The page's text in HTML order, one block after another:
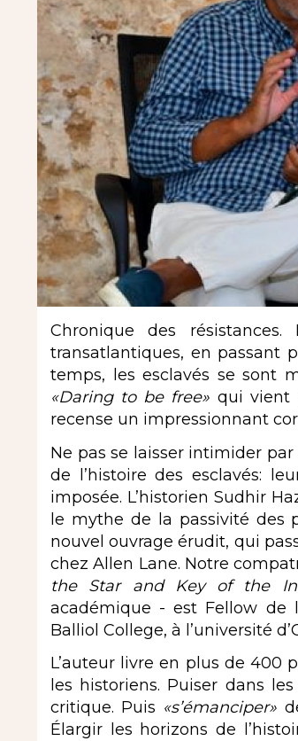
Chronique des résistances.
transatlantiques, en passant
temps, les esclavés se sont
«Daring to be free» qui vient
recense un impressionnant
Ne pas se laisser intimider
de l’histoire des esclavés:
imposée. L’historien Sudhir
le mythe de la passivité des
nouvel ouvrage érudit, qui
chez Allen Lane. Notre
the Star and Key of the
académique - est Fellow de
Balliol College, à l’université
L’auteur livre en plus de 400
les historiens. Puiser dans
critique. Puis «s’émanciper»
Élargir les horizons de